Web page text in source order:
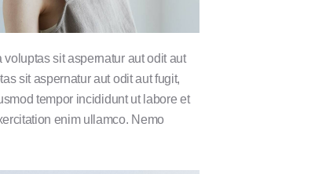
sit aspernatur aut odit aut
sit aspernatur aut odit aut fugit,
tempor incididunt ut labore et
enim ullamco. Nemo